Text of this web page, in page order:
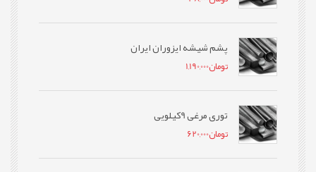
پشم شیشه ایزوران ایران
تومان1,190,000
توری مرغی 9کیلویی
تومان620,000